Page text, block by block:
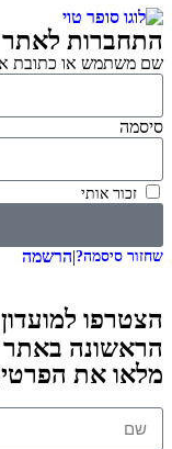
התחברות לאתר
שם משתמש או כתובת
סיסמה
זכור אותי
שחזור סיסמה?|הרשמה
הצטרפו
הראשונה באתר
מלאו את